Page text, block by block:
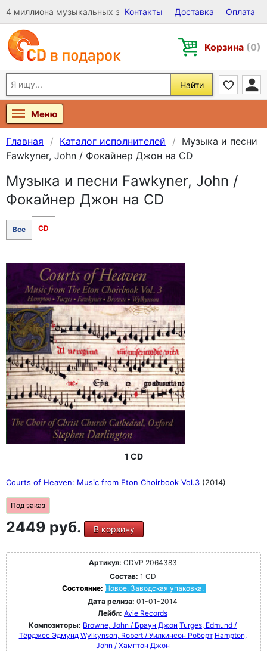
4 миллиона музыкальных записей на Виниле, CD и DVD
Контакты Доставка Оплата
Корзина (0)
Найти
Меню
Главная Каталог исполнителей
Музыка и песни
Fawkyner, John / Фокайнер Джон на CD
Музыка и песни Fawkyner, John /
Фокайнер Джон на CD
Все CD
1 CD
Courts of Heaven: Music from Eton Choirbook Vol.3 (2014)
Под заказ
2449 руб. В корзину
Артикул: CDVP 2064383
Состав: 1 CD
Состояние: Новое. Заводская упаковка.
Дата релиза: 01-01-2014
Лейбл: Avie Records
Композиторы: Browne, John / Браун Джон Turges, Edmund /
Тёрджес Эдмунд Wylkynson, Robert / Уилкинсон Роберт Hampton,
John / Хамптон Джон